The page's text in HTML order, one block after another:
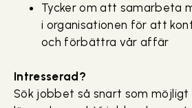
Tycker om att samarbeta
i organisationen för att
och förbättra vår affär
Intresserad?
Sök jobbet så snart som